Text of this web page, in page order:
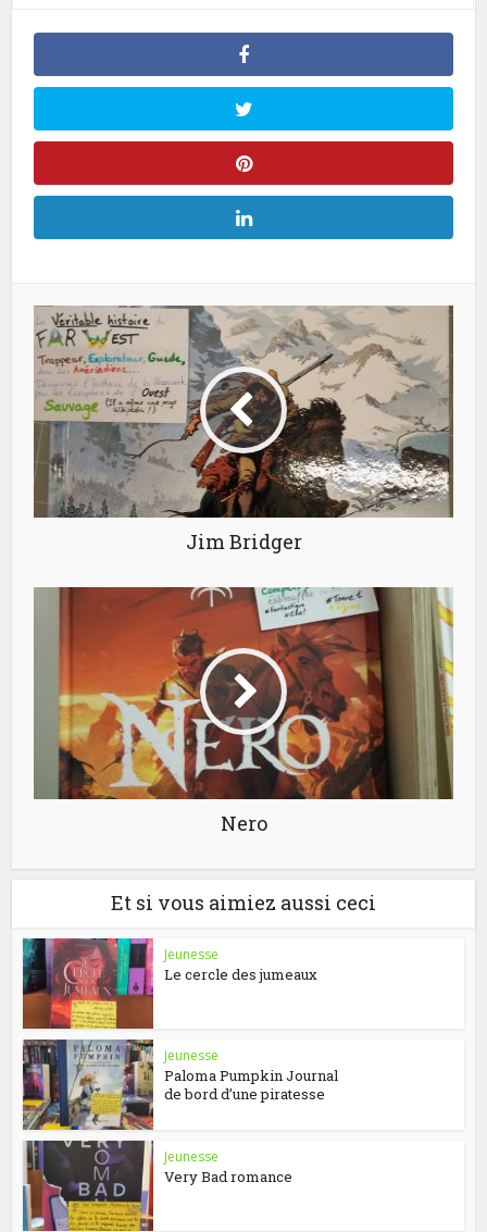
Jim Bridger
Nero
Et si vous aimiez aussi ceci
Jeunesse
Le cercle des jumeaux
Jeunesse
Paloma Pumpkin Journal
de bord d’une piratesse
Jeunesse
Very Bad romance